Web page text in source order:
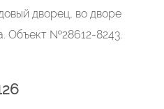
дворец, во дворе
Объект №28612-8243.